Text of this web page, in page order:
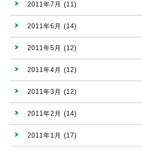
2011年7月 (11)
2011年6月 (14)
2011年5月 (12)
2011年4月 (12)
2011年3月 (12)
2011年2月 (14)
2011年1月 (17)